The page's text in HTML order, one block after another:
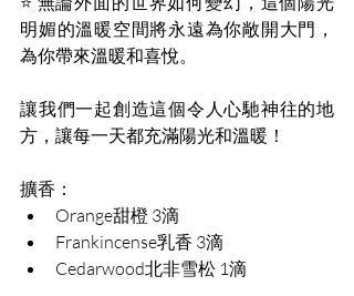
明媚的溫暖空間將永遠為你敞開大門，
為你帶來溫暖和喜悅。
讓我們一起創造這個令人心馳神往的地
方，讓每一天都充滿陽光和溫暖！
擴香：
Orange甜橙 3滴
Frankincense乳香 3滴
Cedarwood北非雪松 1滴